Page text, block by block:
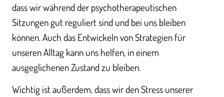
dass wir während der psychotherapeutischen
Sitzungen gut reguliert sind und bei uns bleiben
können. Auch das Entwickeln von Strategien für
unseren Alltag kann uns helfen, in einem
ausgeglichenen Zustand zu bleiben.
Wichtig ist außerdem, dass wir den Stress unserer